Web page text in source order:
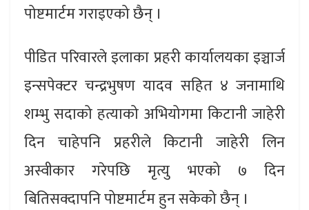
पोष्टमार्टम गराइएको छैन् ।
पीडित परिवारले इलाका प्रहरी कार्यालयका इञ्चार्ज
इन्सपेक्टर चन्द्रभुषण यादव सहित ४ जनामाथि
शम्भु सदाको हत्याको अभियोगमा किटानी जाहेरी
दिन चाहेपनि प्रहरीले किटानी जाहेरी लिन
अस्वीकार गरेपछि मृत्यु भएको ७ दिन
बितिसक्दापनि पोष्टमार्टम हुन सकेको छैन् ।